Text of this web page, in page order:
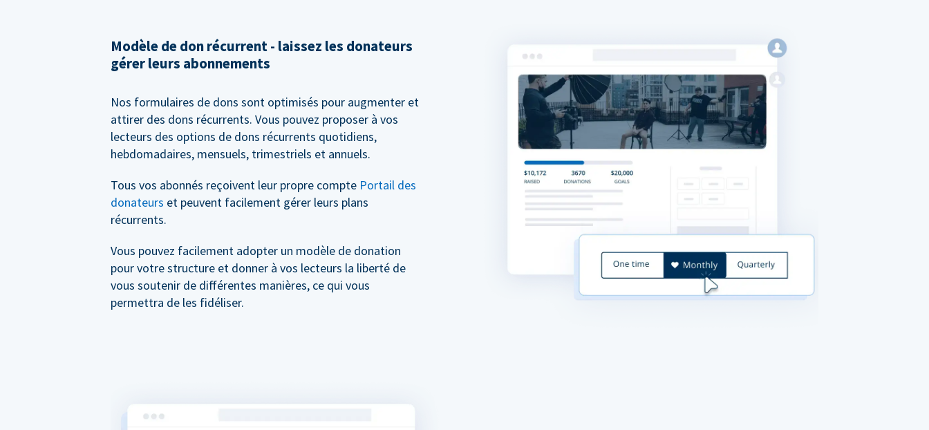
Modèle de don récurrent - laissez les donateurs
gérer leurs abonnements
Nos formulaires de dons sont optimisés pour augmenter et
attirer des dons récurrents. Vous pouvez proposer à vos
lecteurs des options de dons récurrents quotidiens,
hebdomadaires, mensuels, trimestriels et annuels.
Tous vos abonnés reçoivent leur propre compte Portail des
donateurs et peuvent facilement gérer leurs plans
récurrents.
Vous pouvez facilement adopter un modèle de donation
pour votre structure et donner à vos lecteurs la liberté de
vous soutenir de différentes manières, ce qui vous
permettra de les fidéliser.